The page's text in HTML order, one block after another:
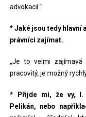
advokacií.“
* Jaké jsou tedy hlavní
právníci zajímat.
„Je to velmi
pracovitý, je možný
* Přijde mi, že vy, I.
Pelikán, nebo